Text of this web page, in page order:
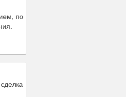
по